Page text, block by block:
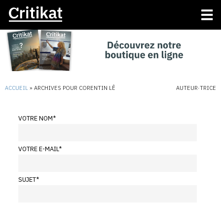
ACCUEIL » ARCHIVES POUR CORENTIN LÊ AUTEUR·TRICE
VOTRE NOM*
VOTRE E-MAIL*
SUJET*